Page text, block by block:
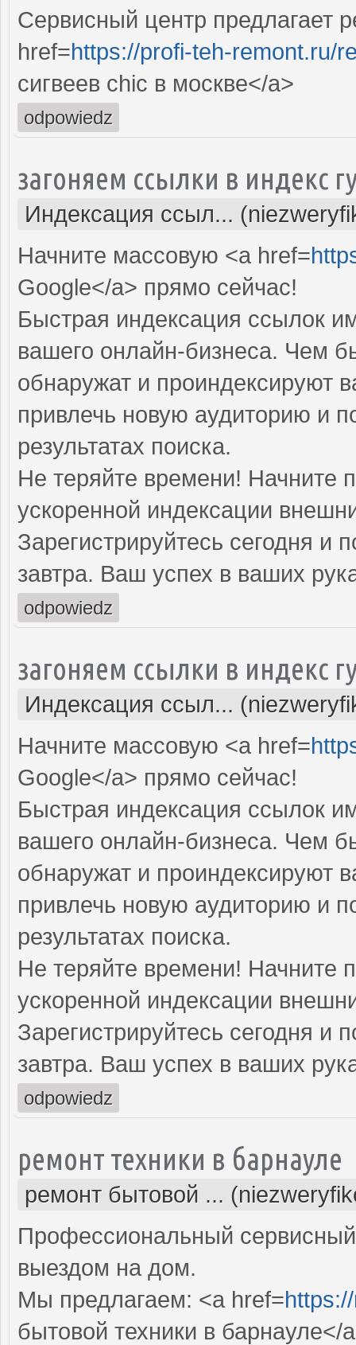
Сервисный центр предлагает
href=https://profi-teh-remont.ru/
сигвеев chic в москве</a>
odpowiedz
загоняем ссылки в индекс
Индексация ссыл...
Начните массовую <a href=
Google</a> прямо cейчас!
Быстрая индексация ссылок
вашего онлайн-бизнеса. Чем
обнаружат и проиндексируют
привлечь новую аудиторию и
результатах поиска.
Не теряйте времени! Начните
ускоренной индексации
Зарегистрируйтесь сегодня и
завтра. Ваш успех в ваших
odpowiedz
загоняем ссылки в индекс
Индексация ссыл...
Начните массовую <a href=
Google</a> прямо cейчас!
Быстрая индексация ссылок
вашего онлайн-бизнеса. Чем
обнаружат и проиндексируют
привлечь новую аудиторию и
результатах поиска.
Не теряйте времени! Начните
ускоренной индексации
Зарегистрируйтесь сегодня и
завтра. Ваш успех в ваших
odpowiedz
ремонт техники в барнауле
ремонт бытовой ...
Профессиональный
выездом на дом.
Мы предлагаем: <a href=
бытовой техники в барнауле</